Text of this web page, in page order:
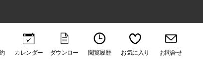
カレンダー
ダウンロー
閲覧履歴 お気に入り お問合せ